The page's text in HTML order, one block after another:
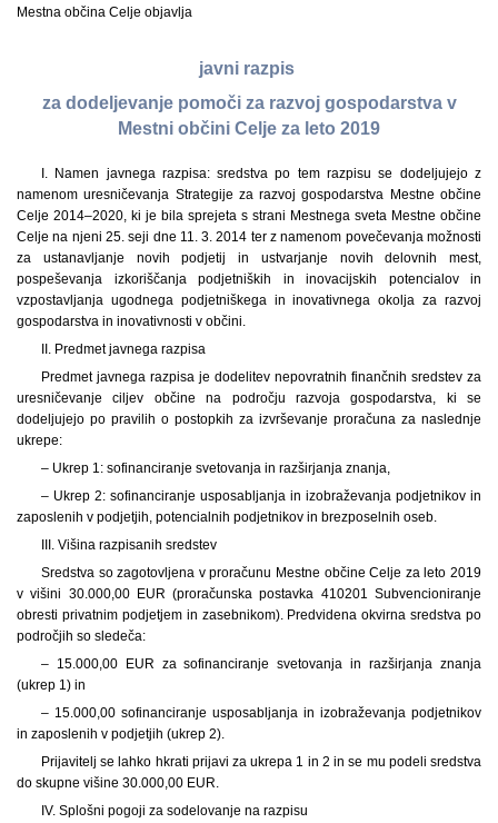
Mestna občina Celje objavlja
javni razpis
za dodeljevanje pomoči za razvoj gospodarstva v
Mestni občini Celje za leto 2019
I. Namen javnega razpisa: sredstva po tem razpisu se dodeljujejo z
namenom uresničevanja Strategije za razvoj gospodarstva Mestne občine
Celje 2014–2020, ki je bila sprejeta s strani Mestnega sveta Mestne občine
Celje na njeni 25. seji dne 11. 3. 2014 ter z namenom povečevanja možnosti
za ustanavljanje novih podjetij in ustvarjanje novih delovnih mest,
pospeševanja izkoriščanja podjetniških in inovacijskih potencialov in
vzpostavljanja ugodnega podjetniškega in inovativnega okolja za razvoj
gospodarstva in inovativnosti v občini.
II. Predmet javnega razpisa
Predmet javnega razpisa je dodelitev nepovratnih finančnih sredstev za
uresničevanje ciljev občine na področju razvoja gospodarstva, ki se
dodeljujejo po pravilih o postopkih za izvrševanje proračuna za naslednje
ukrepe:
– Ukrep 1: sofinanciranje svetovanja in razširjanja znanja,
– Ukrep 2: sofinanciranje usposabljanja in izobraževanja podjetnikov in
zaposlenih v podjetjih, potencialnih podjetnikov in brezposelnih oseb.
III. Višina razpisanih sredstev
Sredstva so zagotovljena v proračunu Mestne občine Celje za leto 2019
v višini 30.000,00 EUR (proračunska postavka 410201 Subvencioniranje
obresti privatnim podjetjem in zasebnikom). Predvidena okvirna sredstva po
področjih so sledeča:
– 15.000,00 EUR za sofinanciranje svetovanja in razširjanja znanja
(ukrep 1) in
– 15.000,00 sofinanciranje usposabljanja in izobraževanja podjetnikov
in zaposlenih v podjetjih (ukrep 2).
Prijavitelj se lahko hkrati prijavi za ukrepa 1 in 2 in se mu podeli sredstva
do skupne višine 30.000,00 EUR.
IV. Splošni pogoji za sodelovanje na razpisu